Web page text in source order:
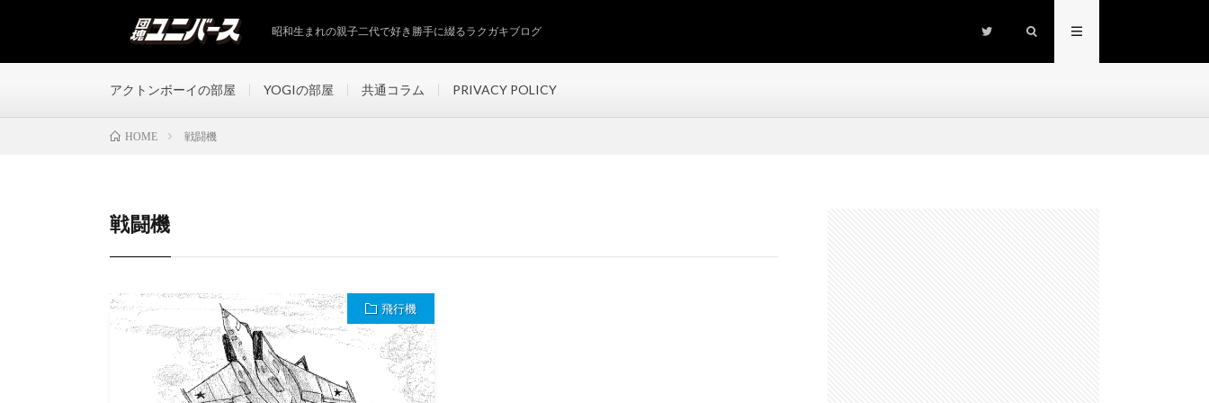
昭和生まれの親子二代で好き勝手に綴るラクガキブログ
アクトンボーイの部屋 YOGIの部屋 共通コラム PRIVACY POLICY
HOME 戦闘機
戦闘機
飛行機